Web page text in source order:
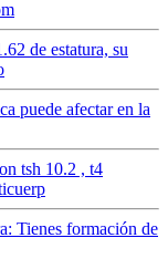
de estatura, su
puede afectar en la
tsh 10.2 , t4
Tienes formación de